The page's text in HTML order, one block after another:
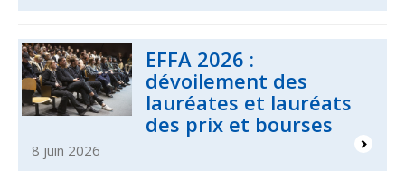
EFFA 2026 :
dévoilement des
lauréates et lauréats
des prix et bourses
8 juin 2026